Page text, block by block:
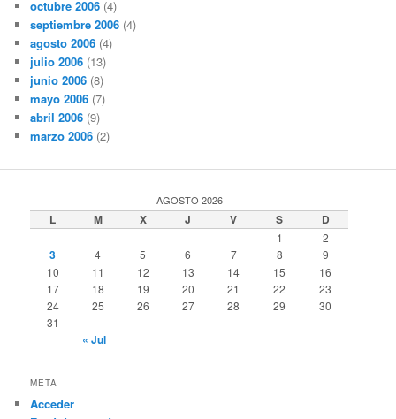
octubre 2006 (4)
septiembre 2006 (4)
agosto 2006 (4)
julio 2006 (13)
junio 2006 (8)
mayo 2006 (7)
abril 2006 (9)
marzo 2006 (2)
AGOSTO 2026
L M X J V S D
1 2
3 4 5 6 7 8
9
10
11 12 13 14 15
16
17
18 19 20 21 22
23
24
25 26 27 28 29
30
31
« Jul
META
Acceder